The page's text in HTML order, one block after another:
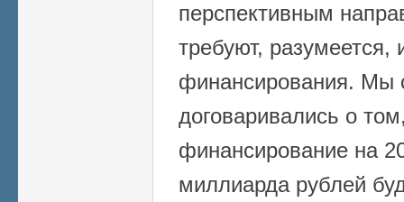
перспективным
требуют, разумеется,
финансирования. Мы
договаривались о
финансирование на
миллиарда рублей